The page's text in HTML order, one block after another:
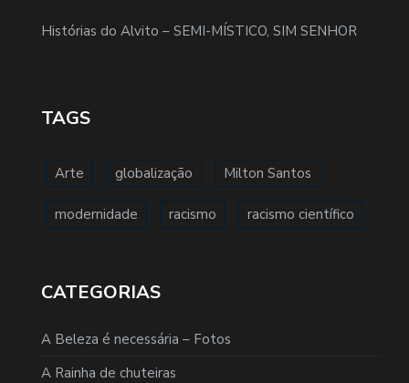
Histórias do Alvito – SEMI-MÍSTICO, SIM SENHOR
TAGS
Arte globalização Milton Santos
modernidade racismo racismo científico
CATEGORIAS
A Beleza é necessária – Fotos
A Rainha de chuteiras